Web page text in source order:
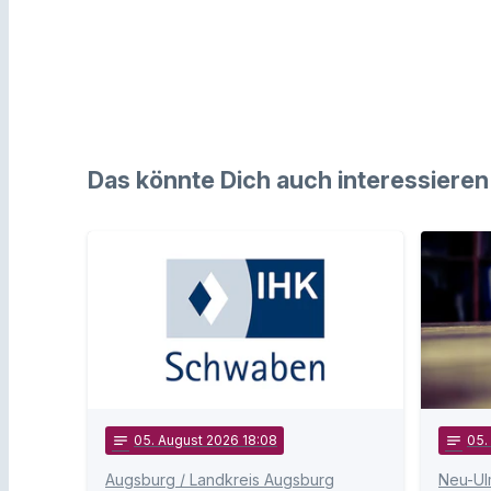
Das könnte Dich auch interessieren
notes 05. August 2026 18:08
Augsburg / Landkreis Augsburg
notes 05
Neu-